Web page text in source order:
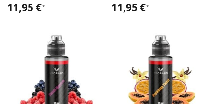
11,95 €* 11,95 €*